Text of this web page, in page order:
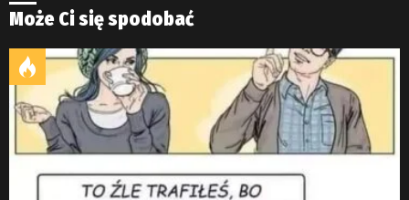
Może Ci się spodobać